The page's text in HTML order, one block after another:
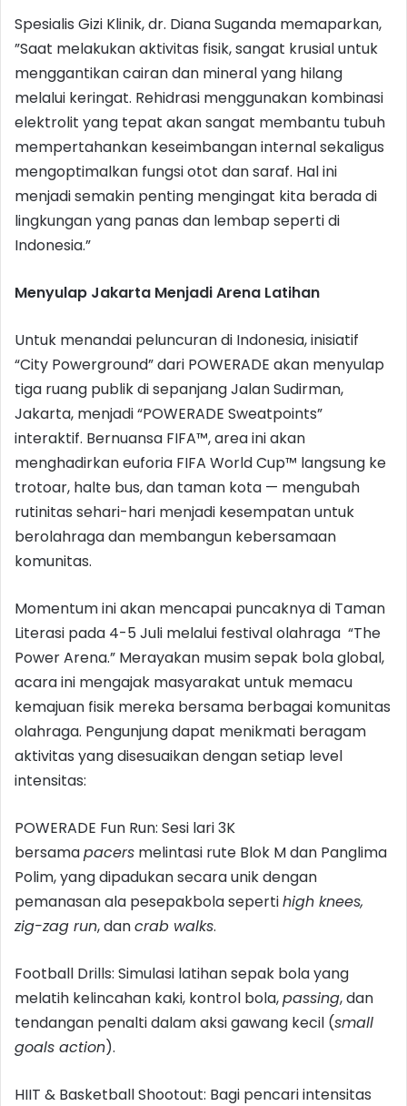
Spesialis Gizi Klinik, dr. Diana Suganda memaparkan,
”Saat melakukan aktivitas fisik, sangat krusial untuk
menggantikan cairan dan mineral yang hilang
melalui keringat. Rehidrasi menggunakan kombinasi
elektrolit yang tepat akan sangat membantu tubuh
mempertahankan keseimbangan internal sekaligus
mengoptimalkan fungsi otot dan saraf. Hal ini
menjadi semakin penting mengingat kita berada di
lingkungan yang panas dan lembap seperti di
Indonesia.”
Menyulap Jakarta Menjadi Arena Latihan
Untuk menandai peluncuran di Indonesia, inisiatif
“City Powerground” dari POWERADE akan menyulap
tiga ruang publik di sepanjang Jalan Sudirman,
Jakarta, menjadi “POWERADE Sweatpoints”
interaktif. Bernuansa FIFA™, area ini akan
menghadirkan euforia FIFA World Cup™ langsung ke
trotoar, halte bus, dan taman kota — mengubah
rutinitas sehari-hari menjadi kesempatan untuk
berolahraga dan membangun kebersamaan
komunitas.
Momentum ini akan mencapai puncaknya di Taman
Literasi pada 4-5 Juli melalui festival olahraga “The
Power Arena.” Merayakan musim sepak bola global,
acara ini mengajak masyarakat untuk memacu
kemajuan fisik mereka bersama berbagai komunitas
olahraga. Pengunjung dapat menikmati beragam
aktivitas yang disesuaikan dengan setiap level
intensitas:
POWERADE Fun Run: Sesi lari 3K
bersamapacers melintasi rute Blok M dan Panglima
Polim, yang dipadukan secara unik dengan
pemanasan ala pesepakbola sepertihigh knees,
zig-zag run, dancrab walks.
Football Drills: Simulasi latihan sepak bola yang
melatih kelincahan kaki, kontrol bola,passing, dan
tendangan penalti dalam aksi gawang kecil (small
goals action).
HIIT & Basketball Shootout: Bagi pencari intensitas